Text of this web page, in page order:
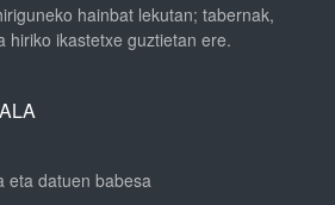
hainbat lekutan; tabernak,
ikastetxe guztietan ere.
eta datuen babesa